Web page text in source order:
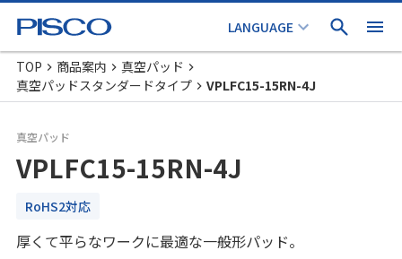
TOP 商品案内
真空パッド
真空パッドスタンダードタイプ
VPLFC15-15RN-4J
真空パッド
VPLFC15-15RN-4J
RoHS2対応
厚くて平らなワークに最適な一般形パッド。